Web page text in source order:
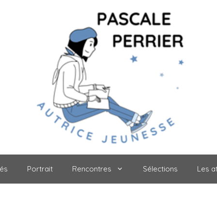
Portrait Rencontres Sélections Les